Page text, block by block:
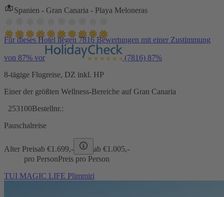
Spanien - Gran Canaria - Playa Meloneras
Für dieses Hotel liegen 7816 Bewertungen mit einer Zustimmung
von 87% vor (7816) 87%
8-tägige Flugreise, DZ inkl. HP
Einer der größten Wellness-Bereiche auf Gran Canaria
253100Bestellnr.:
Pauschalreise
Alter Preisab €1.699,- ab €1.005,-
pro PersonPreis pro Person
TUI MAGIC LIFE Plimmiri